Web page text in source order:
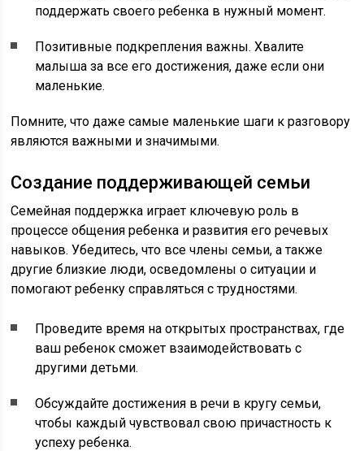
поддержать своего ребенка в нужный момент.
Позитивные подкрепления важны. Хвалите
малыша за все его достижения, даже если они
маленькие.
Помните, что даже самые маленькие шаги к разговору
являются важными и значимыми.
Создание поддерживающей семьи
Семейная поддержка играет ключевую роль в
процессе общения ребенка и развития его речевых
навыков. Убедитесь, что все члены семьи, а также
другие близкие люди, осведомлены о ситуации и
помогают ребенку справляться с трудностями.
Проведите время на открытых пространствах, где
ваш ребенок сможет взаимодействовать с
другими детьми.
Обсуждайте достижения в речи в кругу семьи,
чтобы каждый чувствовал свою причастность к
успеху ребенка.